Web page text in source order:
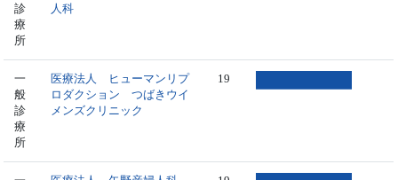
診
療
所
人科
一
般
診
療
所
医療法人 ヒューマンリプ
ロダクション つばきウイ
メンズクリニック
19